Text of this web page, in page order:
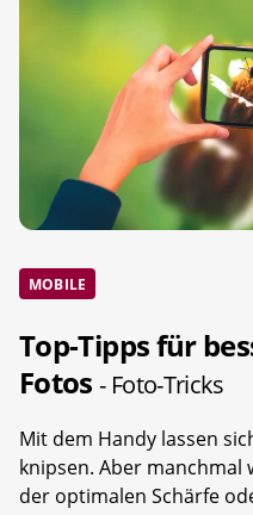
MOBILE
Top-Tipps für
Fotos- Foto-Tricks
Mit dem Handy lassen
knipsen. Aber manchmal
der optimalen Schärfe